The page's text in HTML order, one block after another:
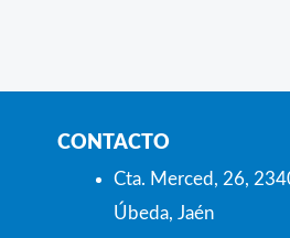
CONTACTO
Cta. Merced, 26,
Úbeda, Jaén